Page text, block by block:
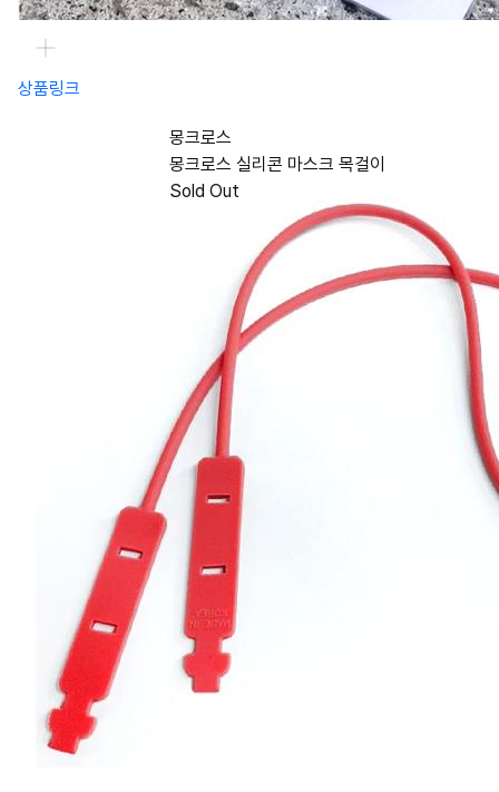
상품링크
몽크로스
몽크로스 실리콘 마스크 목걸이
Sold Out